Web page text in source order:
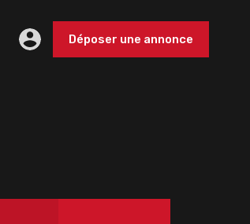
Déposer une annonce